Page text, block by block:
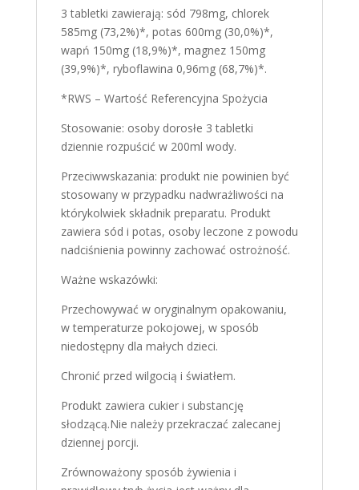
3 tabletki zawierają: sód 798mg, chlorek
585mg (73,2%)*, potas 600mg (30,0%)*,
wapń 150mg (18,9%)*, magnez 150mg
(39,9%)*, ryboflawina 0,96mg (68,7%)*.
*RWS – Wartość Referencyjna Spożycia
Stosowanie: osoby dorosłe 3 tabletki
dziennie rozpuścić w 200ml wody.
Przeciwwskazania: produkt nie powinien być
stosowany w przypadku nadwrażliwości na
którykolwiek składnik preparatu. Produkt
zawiera sód i potas, osoby leczone z powodu
nadciśnienia powinny zachować ostrożność.
Ważne wskazówki:
Przechowywać w oryginalnym opakowaniu,
w temperaturze pokojowej, w sposób
niedostępny dla małych dzieci.
Chronić przed wilgocią i światłem.
Produkt zawiera cukier i substancję
słodzącą.Nie należy przekraczać zalecanej
dziennej porcji.
Zrównoważony sposób żywienia i